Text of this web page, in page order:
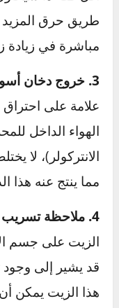
يعمل الانتركولر
أقل كفاءة.
طريق حرق المزيد
مباشرة في زيادة
علامة على احتراق
الهواء الداخل
الانتركولر)، لا
مما ينتج عنه هذا